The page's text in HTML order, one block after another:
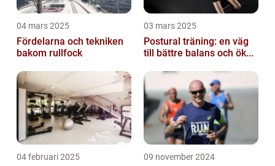
04 mars 2025
Fördelarna och tekniken
bakom rullfock
03 mars 2025
Postural träning: en väg
till bättre balans och ök...
04 februari 2025 09 november 2024